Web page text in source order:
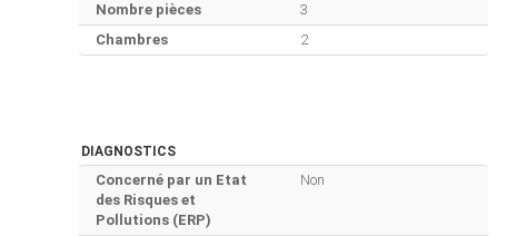
Nombre pièces
3
Chambres
2
DIAGNOSTICS
Concerné par un Etat
des Risques et
Pollutions (ERP)
Non